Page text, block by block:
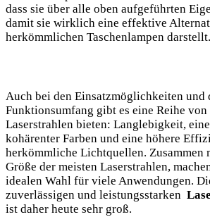
dass sie über alle oben aufgeführten
damit sie wirklich eine effektive
herkömmlichen Taschenlampen⁤ darstellt.
Auch bei den Einsatzmöglichkeiten und
Funktionsumfang gibt es eine‌ Reihe
Laserstrahlen bieten: Langlebigkeit,
kohärenter Farben und eine höhere
herkömmliche ⁤Lichtquellen. Zusammen
Größe der meisten Laserstrahlen,
idealen Wahl für viele Anwendungen.
zuverlässigen ⁢und leistungsstarken ​
ist daher heute‍ sehr groß.